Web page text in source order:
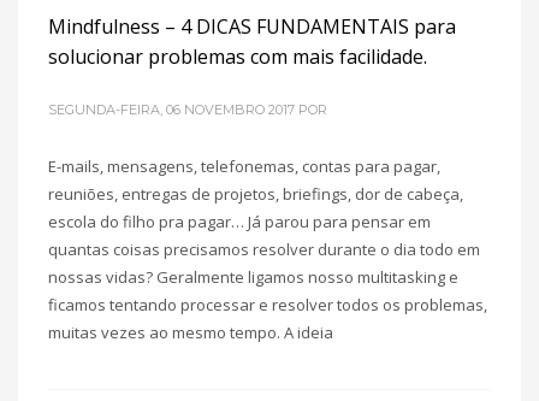
Mindfulness – 4 DICAS FUNDAMENTAIS para
solucionar problemas com mais facilidade.
SEGUNDA-FEIRA, 06 NOVEMBRO 2017 POR
E-mails, mensagens, telefonemas, contas para pagar,
reuniões, entregas de projetos, briefings, dor de cabeça,
escola do filho pra pagar… Já parou para pensar em
quantas coisas precisamos resolver durante o dia todo em
nossas vidas? Geralmente ligamos nosso multitasking e
ficamos tentando processar e resolver todos os problemas,
muitas vezes ao mesmo tempo. A ideia